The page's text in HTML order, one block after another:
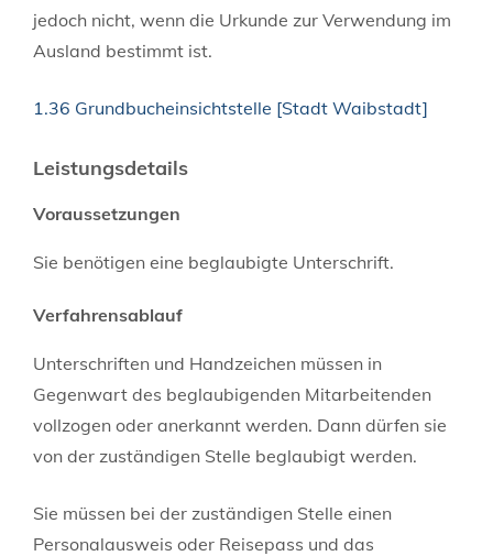
jedoch nicht, wenn die Urkunde zur Verwendung im
Ausland bestimmt ist.
1.36 Grundbucheinsichtstelle [Stadt Waibstadt]
Leistungsdetails
Voraussetzungen
Sie benötigen eine beglaubigte Unterschrift.
Verfahrensablauf
Unterschriften und Handzeichen müssen in
Gegenwart des beglaubigenden Mitarbeitenden
vollzogen oder anerkannt werden. Dann dürfen sie
von der zuständigen Stelle beglaubigt werden.
Sie müssen bei der zuständigen Stelle einen
Personalausweis oder Reisepass und das